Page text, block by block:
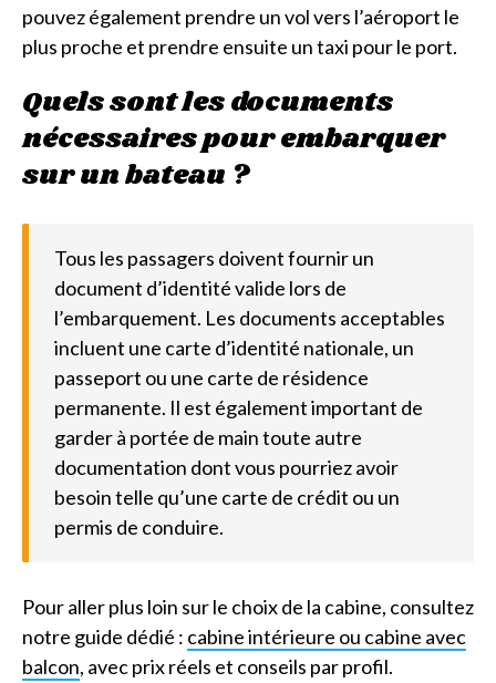
pouvez également prendre un vol vers l’aéroport le
plus proche et prendre ensuite un taxi pour le port.
Quels sont les documents
nécessaires pour embarquer
sur un bateau ?
Tous les passagers doivent fournir un
document d’identité valide lors de
l’embarquement. Les documents acceptables
incluent une carte d’identité nationale, un
passeport ou une carte de résidence
permanente. Il est également important de
garder à portée de main toute autre
documentation dont vous pourriez avoir
besoin telle qu’une carte de crédit ou un
permis de conduire.
Pour aller plus loin sur le choix de la cabine, consultez
notre guide dédié : cabine intérieure ou cabine avec
balcon, avec prix réels et conseils par profil.